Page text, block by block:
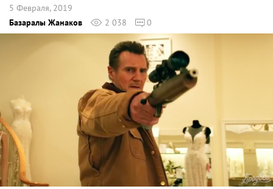
5 Февраля, 2019
Базаралы Жанаков
2 038 0